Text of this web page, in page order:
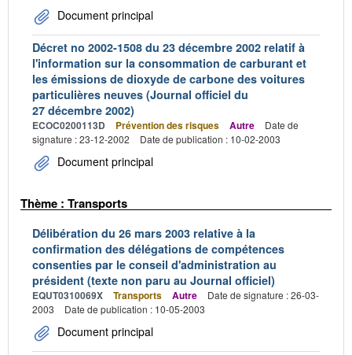
Document principal
Décret no 2002-1508 du 23 décembre 2002 relatif à
l'information sur la consommation de carburant et
les émissions de dioxyde de carbone des voitures
particulières neuves (Journal officiel du
27 décembre 2002)
ECOC0200113D Prévention des risques Autre
Date de
signature : 23-12-2002
Date de publication : 10-02-2003
Document principal
Thème : Transports
Délibération du 26 mars 2003 relative à la
confirmation des délégations de compétences
consenties par le conseil d'administration au
président (texte non paru au Journal officiel)
EQUT0310069X Transports Autre
Date de signature : 26-03-
2003
Date de publication : 10-05-2003
Document principal